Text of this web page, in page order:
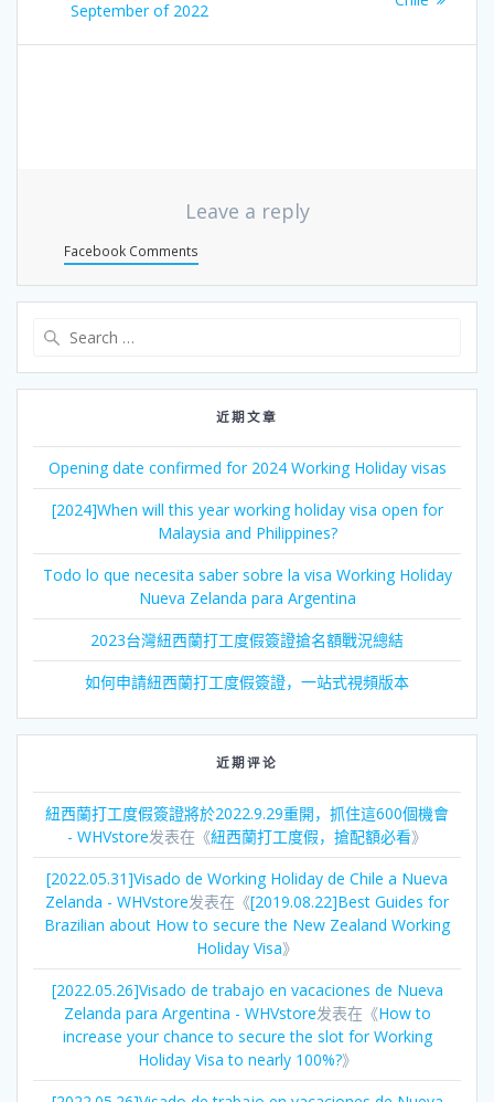
September of 2022
Leave a reply
Facebook Comments
近期文章
Opening date confirmed for 2024 Working Holiday visas
[2024]When will this year working holiday visa open for
Malaysia and Philippines?
Todo lo que necesita saber sobre la visa Working Holiday
Nueva Zelanda para Argentina
2023台灣紐西蘭打工度假簽證搶名額戰況總結
如何申請紐西蘭打工度假簽證，一站式視頻版本
近期评论
紐西蘭打工度假簽證將於2022.9.29重開，抓住這600個機會
- WHVstore发表在《紐西蘭打工度假，搶配額必看》
[2022.05.31]Visado de Working Holiday de Chile a Nueva
Zelanda - WHVstore发表在《[2019.08.22]Best Guides for
Brazilian about How to secure the New Zealand Working
Holiday Visa》
[2022.05.26]Visado de trabajo en vacaciones de Nueva
Zelanda para Argentina - WHVstore发表在《How to
increase your chance to secure the slot for Working
Holiday Visa to nearly 100%?》